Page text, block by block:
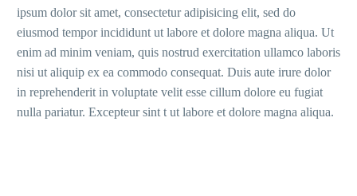
ipsum dolor sit amet, consectetur adipisicing elit, sed do
eiusmod tempor incididunt ut labore et dolore magna aliqua. Ut
enim ad minim veniam, quis nostrud exercitation ullamco laboris
nisi ut aliquip ex ea commodo consequat. Duis aute irure dolor
in reprehenderit in voluptate velit esse cillum dolore eu fugiat
nulla pariatur. Excepteur sint t ut labore et dolore magna aliqua.